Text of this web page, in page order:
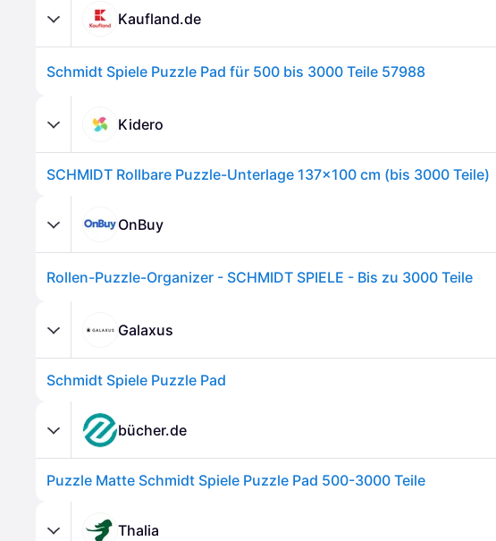
Kaufland.de
Schmidt Spiele Puzzle Pad für 500 bis 3000 Teile 57988
Kidero
SCHMIDT Rollbare Puzzle-Unterlage 137x100 cm (bis 3000 Teile)
OnBuy
Rollen-Puzzle-Organizer - SCHMIDT SPIELE - Bis zu 3000 Teile
Galaxus
Schmidt Spiele Puzzle Pad
bücher.de
Puzzle Matte Schmidt Spiele Puzzle Pad 500-3000 Teile
Thalia